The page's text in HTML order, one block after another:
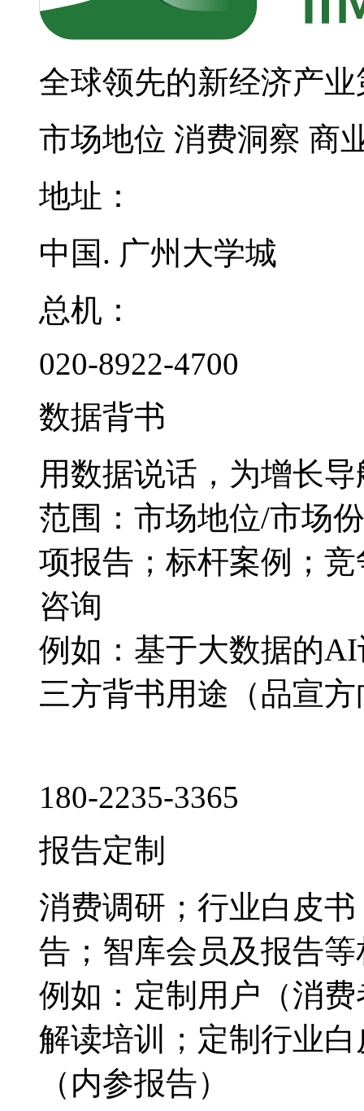
全球领先的新经济产
市场地位 消费洞察 商
地址：
中国. 广州大学城
总机：
020-8922-4700
数据背书
用数据说话，为增长导
范围：市场地位/市场
项报告；标杆案例；
咨询
例如：基于大数据的
三方背书用途（品宣
180-2235-3365
报告定制
消费调研；行业白皮
告；智库会员及报告
例如：定制用户（消
解读培训；定制行业
（内参报告）